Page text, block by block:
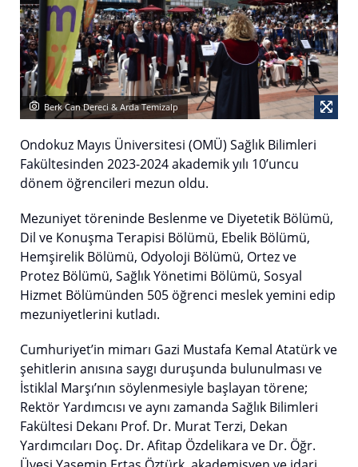
Berk Can Dereci & Arda Temizalp
Ondokuz Mayıs Üniversitesi (OMÜ) Sağlık Bilimleri
Fakültesinden 2023-2024 akademik yılı 10’uncu
dönem öğrencileri mezun oldu.
Mezuniyet töreninde Beslenme ve Diyetetik Bölümü,
Dil ve Konuşma Terapisi Bölümü, Ebelik Bölümü,
Hemşirelik Bölümü, Odyoloji Bölümü, Ortez ve
Protez Bölümü, Sağlık Yönetimi Bölümü, Sosyal
Hizmet Bölümünden 505 öğrenci meslek yemini edip
mezuniyetlerini kutladı.
Cumhuriyet’in mimarı Gazi Mustafa Kemal Atatürk ve
şehitlerin anısına saygı duruşunda bulunulması ve
İstiklal Marşı’nın söylenmesiyle başlayan törene;
Rektör Yardımcısı ve aynı zamanda Sağlık Bilimleri
Fakültesi Dekanı Prof. Dr. Murat Terzi, Dekan
Yardımcıları Doç. Dr. Afitap Özdelikara ve Dr. Öğr.